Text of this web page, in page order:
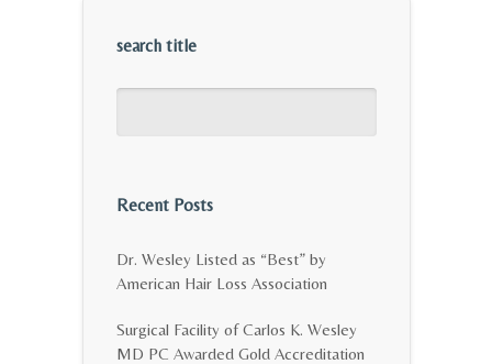
search title
Recent Posts
Dr. Wesley Listed as “Best” by
American Hair Loss Association
Surgical Facility of Carlos K. Wesley
MD PC Awarded Gold Accreditation